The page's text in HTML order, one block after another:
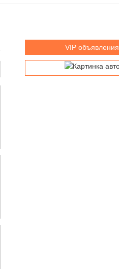
VIP объявления